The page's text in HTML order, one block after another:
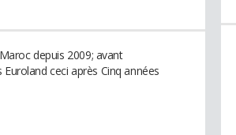
depuis 2009; avant
ceci après Cinq années